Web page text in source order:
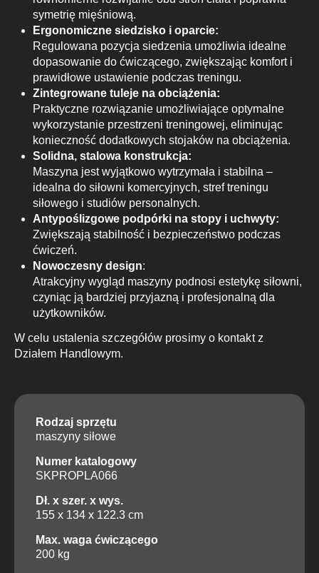
symetrię mięśniową.
Ergonomiczne siedzisko i oparcie:
Regulowana pozycja siedzenia umożliwia idealne
dopasowanie do ćwiczącego, zwiększając komfort i
prawidłowe ustawienie podczas treningu.
Zintegrowane tuleje na obciążenia:
Praktyczne rozwiązanie umożliwiające optymalne
wykorzystanie przestrzeni treningowej, eliminując
konieczność dodatkowych stojaków na obciążenia.
Solidna, stalowa konstrukcja:
Maszyna jest wyjątkowo wytrzymała i stabilna –
idealna do siłowni komercyjnych, stref treningu
siłowego i studiów personalnych.
Antypoślizgowe podpórki na stopy i uchwyty:
Zwiększają stabilność i bezpieczeństwo podczas
ćwiczeń.
Nowoczesny design:
Atrakcyjny wygląd maszyny podnosi estetykę siłowni,
czyniąc ją bardziej przyjazną i profesjonalną dla
użytkowników.
W celu ustalenia szczegółów prosimy o kontakt z
Działem Handlowym.
Rodzaj sprzętu
maszyny siłowe
Numer katalogowy
SKPROPLA066
Dł. x szer. x wys.
155 x 134 x 122.3 cm
Max. waga ćwiczącego
200 kg